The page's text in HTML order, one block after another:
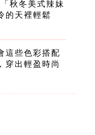
秋冬美式辣妹
的天裡輕鬆
這些色彩搭配
穿出輕盈時尚